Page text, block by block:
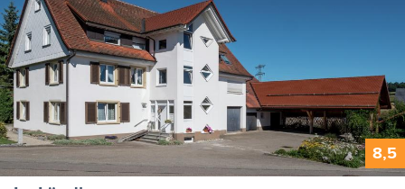
8,5